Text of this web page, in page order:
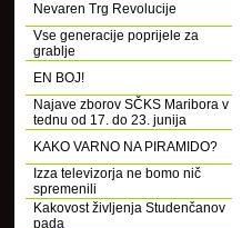
Nevaren Trg Revolucije
Vse generacije poprijele za
grablje
EN BOJ!
Najave zborov SČKS Maribora v
tednu od 17. do 23. junija
KAKO VARNO NA PIRAMIDO?
Izza televizorja ne bomo nič
spremenili
Kakovost življenja Studenčanov
pada